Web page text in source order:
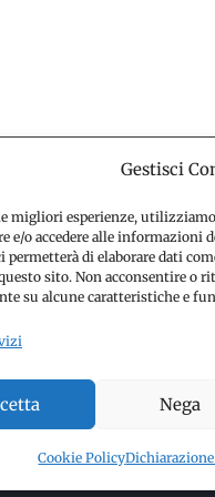
Gestisci
migliori esperienze,
e/o accedere alle informazioni
permetterà di elaborare dati
sito. Non acconsentire o
su alcune caratteristiche e
Nega
Cookie Policy
Disconoscimento
| Made with ❤️ by